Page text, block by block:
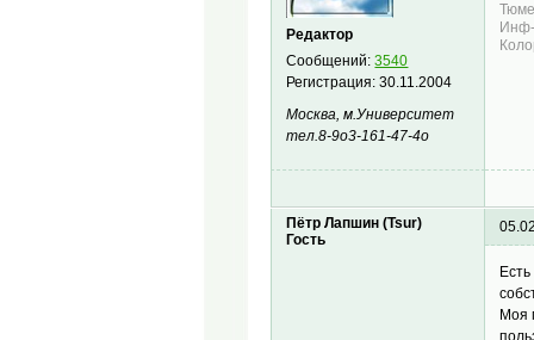
Редактор
Сообщений:3540
Регистрация:30.11.2004
Москва, м.Университет
тел.8-9о3-161-47-4о
Пётр Лапшин (Tsur)
Гость
Моя